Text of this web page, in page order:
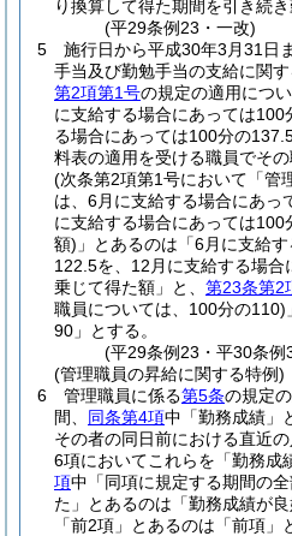
り換算して得た期間を引き続
(平29条例23・一改)
5
施行日から平成30年3月31日
手当及び勤勉手当の支給に関す
第2項第1号の規定の適用につい
に支給する場合にあっては
る場合にあっては100分の
料表の適用を受ける職員でそ
(次条第2項第1号において「管
は、6月に支給する場合にあっ
に支給する場合にあっては
額) 」とあるのは「6月に支給
122.5を、12月に支給する場
乗じて得た額」と、 第23条第2
職員については、100分の110)
90」とする。
(平29条例23・平30条例
(管理職員の昇給に関する特例)
6
管理職員に係る第5条の規定
間、 同条第4項中「勤務成績」
その者の同日前における直近
6項においてこれらを「勤務成
項中「同項に規定する期間の
た」とあるのは「勤務成績が良
「前2項」とあるのは「前項